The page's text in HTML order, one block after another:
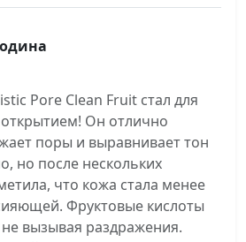
Pore Clean Fruit стал для
Он отлично
поры и выравнивает тон
но после нескольких
что кожа стала менее
Фруктовые кислоты
вызывая раздражения.